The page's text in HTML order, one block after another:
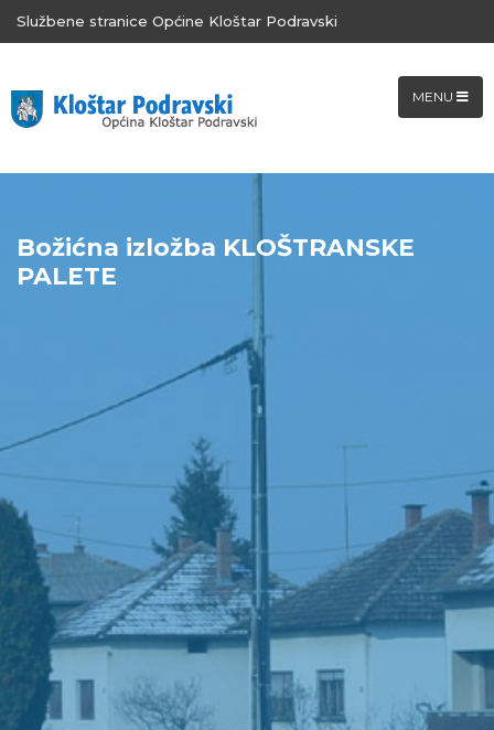
Službene stranice Općine Kloštar Podravski
MENU
Božićna izložba KLOŠTRANSKE
PALETE